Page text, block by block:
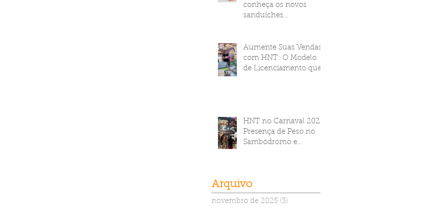
conheça os novos
sanduíches
Aumente Suas Vendas
com HNT: O Modelo
de Licenciamento que
HNT no Carnaval 2025:
Presença de Peso no
Sambódromo e
Arquivo
novembro de 2025 (3)